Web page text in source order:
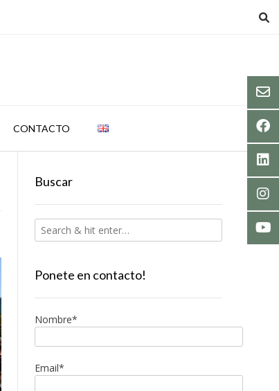
CONTACTO
Buscar
Ponete en contacto!
Nombre*
Email*